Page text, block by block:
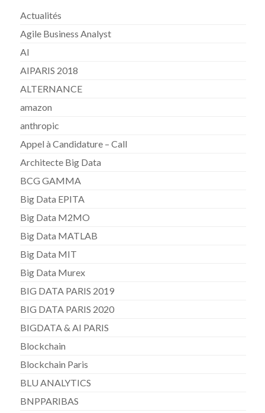
Actualités
Agile Business Analyst
AI
AIPARIS 2018
ALTERNANCE
amazon
anthropic
Appel à Candidature – Call
Architecte Big Data
BCG GAMMA
Big Data EPITA
Big Data M2MO
Big Data MATLAB
Big Data MIT
Big Data Murex
BIG DATA PARIS 2019
BIG DATA PARIS 2020
BIGDATA & AI PARIS
Blockchain
Blockchain Paris
BLU ANALYTICS
BNPPARIBAS